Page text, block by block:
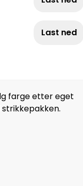
Last ned
farge etter eget